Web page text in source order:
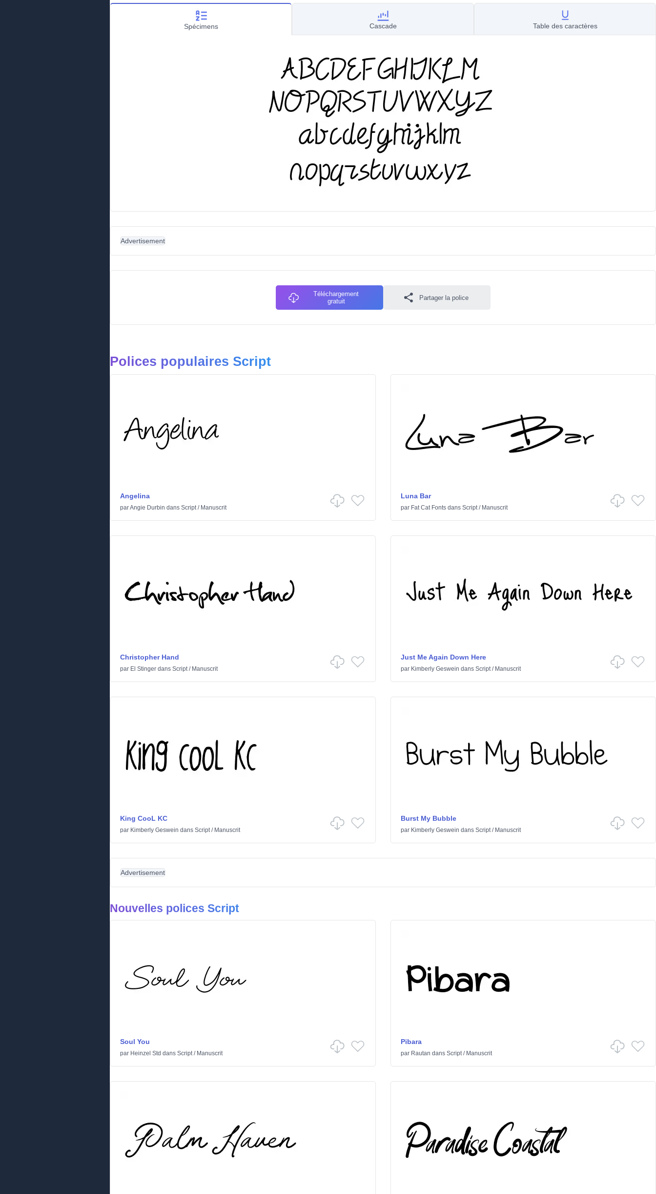
Spécimens Cascade Table des caractères
Advertisement
Téléchargement
gratuit
Partager la police
Polices populaires Script
Angelina
parAngie Durbin dans Script/ Manuscrit
Luna Bar
par Fat Cat Fontsdans Script/ Manuscrit
Christopher Hand
par El Stinger dans Script/ Manuscrit
Just Me Again Down Here
par Kimberly Geswein dans Script/ Manuscrit
King CooL KC
par Kimberly Geswein dans Script/ Manuscrit
Burst My Bubble
par Kimberly Geswein dans Script/ Manuscrit
Advertisement
Nouvelles polices Script
Soul You
par Heinzel Std dans Script/ Manuscrit
Pibara
par Rautan dans Script/ Manuscrit